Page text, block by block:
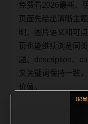
免费看2026最新、
页面先给出清晰主
明、图片语义和可
页也能继续浏览同
题、description、
文关键词保持一致
价值。